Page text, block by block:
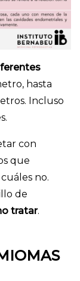
hasta
Incluso
con
que
no.
de
tratar.